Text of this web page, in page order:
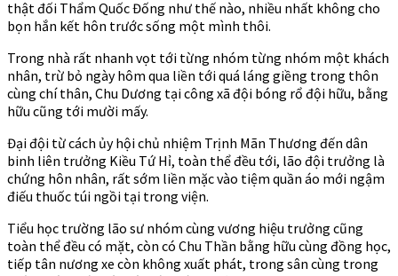
thật đối Thẩm Quốc Đống như thế nào, nhiều nhất không cho
bọn hắn kết hôn trước sống một mình thôi.
Trong nhà rất nhanh vọt tới từng nhóm từng nhóm một khách
nhân, trừ bỏ ngày hôm qua liền tới quá láng giềng trong thôn
cùng chí thân, Chu Dương tại công xã đội bóng rổ đội hữu, bằng
hữu cũng tới mười mấy.
Đại đội từ cách ủy hội chủ nhiệm Trịnh Mãn Thương đến dân
binh liên trưởng Kiều Tứ Hỉ, toàn thể đều tới, lão đội trưởng là
chứng hôn nhân, rất sớm liền mặc vào tiệm quần áo mới ngậm
điếu thuốc túi ngồi tại trong viện.
Tiểu học trường lão sư nhóm cùng vương hiệu trưởng cũng
toàn thể đều có mặt, còn có Chu Thần bằng hữu cùng đồng học,
tiếp tân nương xe còn không xuất phát, trong sân cùng trong